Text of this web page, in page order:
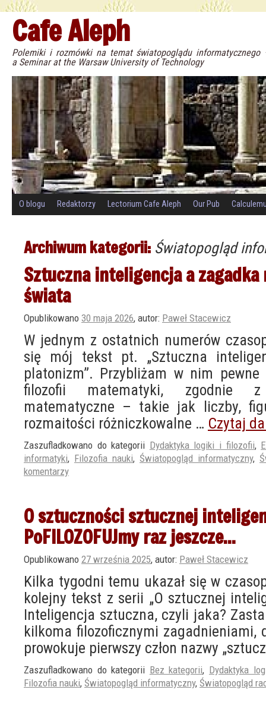
Cafe Aleph
Polemiki i rozmówki na temat światopoglądu informatycznego
a Seminar at the Warsaw University of Technology
O blogu Redaktorzy Lectorium Cafe Aleph Our Pub
Archiwum kategorii: Światopogląd
Sztuczna inteligencja a
świata
Opublikowano 30 maja 2026, autor: Paweł Stacewicz
W jednym z ostatnich numerów
się mój tekst pt. „Sztuczna
platonizm”. Przybliżam w nim
filozofii matematyki, zgodnie
matematyczne – takie jak liczby,
rozmaitości różniczkowalne … Czytaj
Zaszufladkowano do kategorii Dydaktyka logiki i filozofii,
informatyki, Filozofia nauki, Światopogląd informatyczny,
komentarzy
O sztuczności sztucznej
PoFILOZOFUJmy raz jeszcze…
Opublikowano 27 września 2025, autor: Paweł Stacewicz
Kilka tygodni temu ukazał się w
kolejny tekst z serii „O sztucznej
Inteligencja sztuczna, czyli jaka?
kilkoma filozoficznymi zagadnieniami,
prowokuje pierwszy człon nazwy
Zaszufladkowano do kategorii Bez kategorii, Dydaktyka
Filozofia nauki, Światopogląd informatyczny, Światopogląd